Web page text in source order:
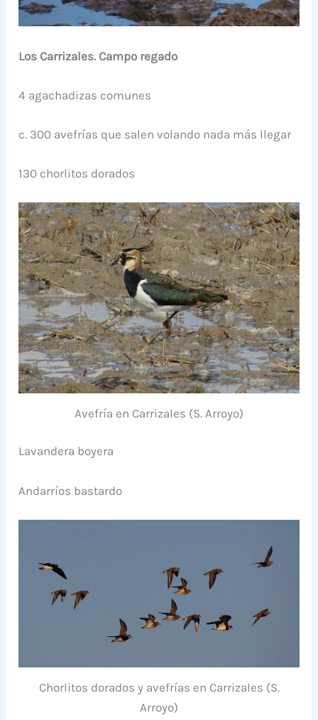
Los Carrizales. Campo regado
4 agachadizas comunes
c. 300 avefrías que salen volando nada más llegar
130 chorlitos dorados
Avefría en Carrizales (S. Arroyo)
Lavandera boyera
Andarríos bastardo
Chorlitos dorados y avefrías en Carrizales (S.
Arroyo)